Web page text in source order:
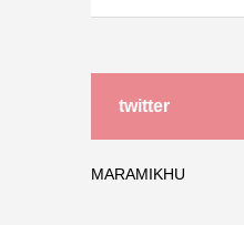
twitter
MARAMIKHU